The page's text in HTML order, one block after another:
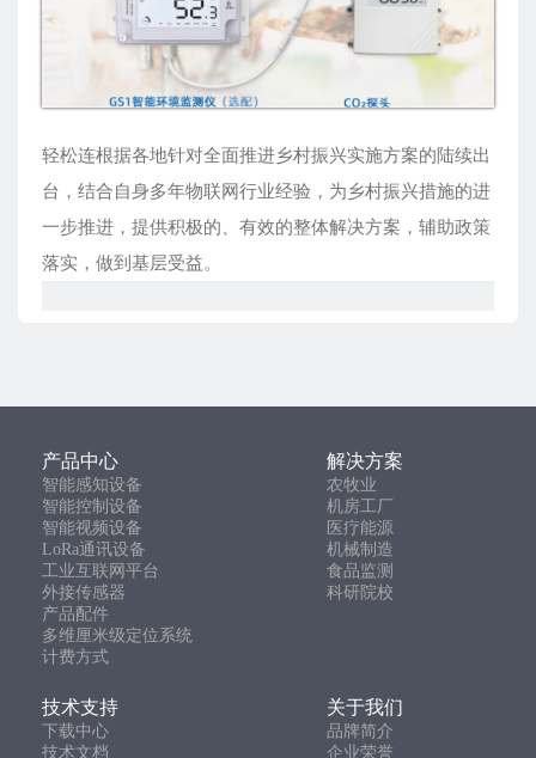
轻松连根据各地针对全面推进乡村振兴实施方案的陆续出
台，结合自身多年物联网行业经验，为乡村振兴措施的进
一步推进，提供积极的、有效的整体解决方案，辅助政策
落实，做到基层受益。
产品中心 解决方案
智能感知设备
农牧业
智能控制设备
机房工厂
智能视频设备
医疗能源
LoRa通讯设备
机械制造
工业互联网平台
食品监测
外接传感器
科研院校
产品配件
多维厘米级定位系统
计费方式
技术支持 关于我们
下载中心
品牌简介
技术文档
企业荣誉